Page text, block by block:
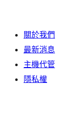
關於我們
最新消息
主機代管
隱私權